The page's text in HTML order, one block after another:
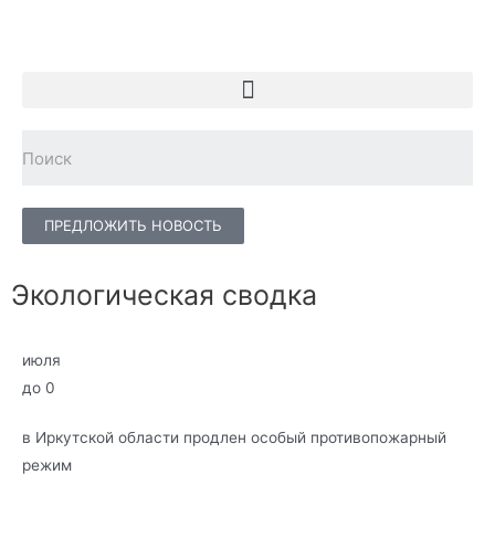
ПРЕДЛОЖИТЬ НОВОСТЬ
Экологическая сводка
июля
до 0
в Иркутской области продлен особый противопожарный
режим